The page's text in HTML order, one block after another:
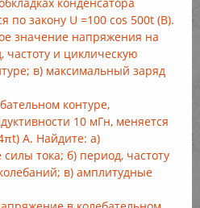
по закону U =100 cos 500t (В).
значение напряжения на
частоту и циклическую
в) максимальный заряд
контуре,
10 мГн, меняется
А. Найдите: а)
тока; б) период, частоту
в) амплитудные